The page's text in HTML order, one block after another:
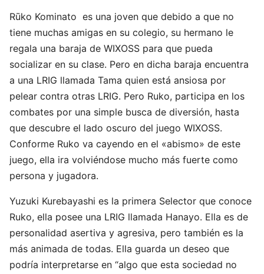
Rūko Kominato es una joven que debido a que no
tiene muchas amigas en su colegio, su hermano le
regala una baraja de WIXOSS para que pueda
socializar en su clase. Pero en dicha baraja encuentra
a una LRIG llamada Tama quien está ansiosa por
pelear contra otras LRIG. Pero Ruko, participa en los
combates por una simple busca de diversión, hasta
que descubre el lado oscuro del juego WIXOSS.
Conforme Ruko va cayendo en el «abismo» de este
juego, ella ira volviéndose mucho más fuerte como
persona y jugadora.
Yuzuki Kurebayashi es la primera Selector que conoce
Ruko, ella posee una LRIG llamada Hanayo. Ella es de
personalidad asertiva y agresiva, pero también es la
más animada de todas. Ella guarda un deseo que
podría interpretarse en “algo que esta sociedad no